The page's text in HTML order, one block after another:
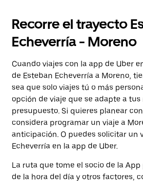
Recorre el trayecto
Echeverría - Moreno
Cuando viajes con la app de Uber
de Esteban Echeverría a Moreno,
sea que solo viajes tú o más
opción de viaje que se adapte a
presupuesto. Si quieres planear
considera programar un viaje a
anticipación. O puedes solicitar un
Echeverría en la app de Uber.
La ruta que tome el socio de la
de la hora del día y otros factores,